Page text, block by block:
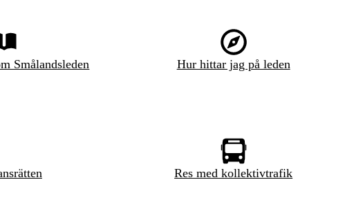
Smålandsleden Hur hittar jag på leden
Res med kollektivtrafik